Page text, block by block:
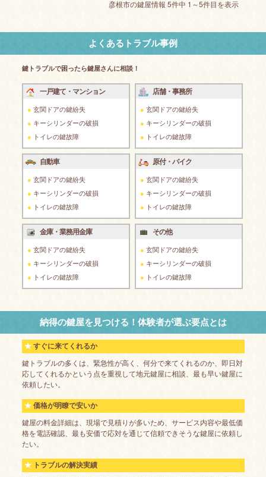
彦根市の鍵屋情報 5件中 1～5件目を表示
よくあるトラブル事例
鍵トラブルで困ったら鍵屋さんに相談！
一戸建て・マンション
玄関ドアの鍵紛失
キーシリンダーの破損
トイレの鍵故障
店舗・事務所
玄関ドアの鍵紛失
キーシリンダーの破損
トイレの鍵故障
自動車
玄関ドアの鍵紛失
キーシリンダーの破損
トイレの鍵故障
原付・バイク
玄関ドアの鍵紛失
キーシリンダーの破損
トイレの鍵故障
金庫・業務用金庫
玄関ドアの鍵紛失
キーシリンダーの破損
トイレの鍵故障
その他
玄関ドアの鍵紛失
キーシリンダーの破損
トイレの鍵故障
納得の鍵屋を見つける！体験者が選ぶ要点とは
すぐに来てくれるか
鍵トラブルの多くは、緊急性が高く、何分で来てくれるのか、即日対
応してくれるかという点を重視して地元鍵屋に相談、最も早い鍵屋に
依頼したい。
価格が明瞭で安いか
鍵屋の料金詳細は、現場で見積りが多いため、サービス内容や最低価
格を電話確認、最も安価で応対を通じて信頼できそうな鍵屋に依頼し
たい。
トラブルの解決実績